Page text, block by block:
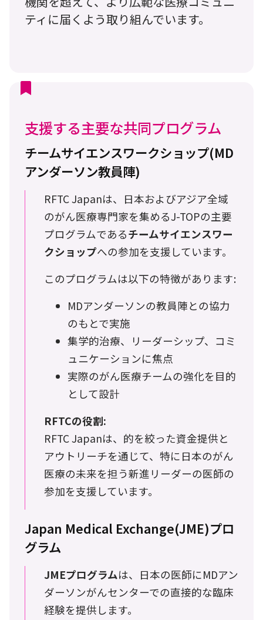
ティに届くよう取り組んでいます。
支援する主要な共同プログラム
チームサイエンスワークショップ(MD
アンダーソン教員陣)
RFTC Japanは、日本およびアジア全域
のがん医療専門家を集めるJ-TOPの主要
プログラムであるチームサイエンスワー
クショップへの参加を支援しています。
このプログラムは以下の特徴があります:
MDアンダーソンの教員陣との協力
のもとで実施
集学的治療、リーダーシップ、コミ
ュニケーションに焦点
実際のがん医療チームの強化を目的
として設計
RFTCの役割:
RFTC Japanは、的を絞った資金提供と
アウトリーチを通じて、特に日本のがん
医療の未来を担う新進リーダーの医師の
参加を支援しています。
Japan Medical Exchange(JME)プロ
グラム
JMEプログラムは、日本の医師にMDアン
ダーソンがんセンターでの直接的な臨床
経験を提供します。